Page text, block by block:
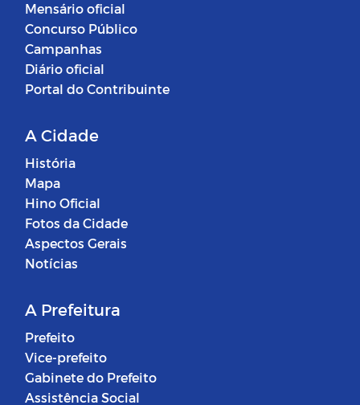
Mensário oficial
Concurso Público
Campanhas
Diário oficial
Portal do Contribuinte
A Cidade
História
Mapa
Hino Oficial
Fotos da Cidade
Aspectos Gerais
Notícias
A Prefeitura
Prefeito
Vice-prefeito
Gabinete do Prefeito
Assistência Social